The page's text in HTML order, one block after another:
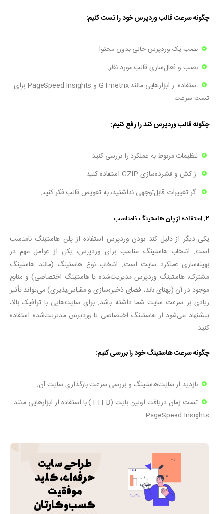
چگونه سرعت قالب وردپرس خود را تست کنیم:
نصب یک وردپرس خالی بدون محتوا.
نصب و فعال‌سازی قالب مورد نظر.
استفاده از ابزارهایی مانند GTmetrix و PageSpeed Insights برای
تست سرعت.
چگونه قالب وردپرس کند را رفع کنیم:
تنظیمات مربوط به عملکرد را بررسی کنید.
از کش و فشرده‌سازی GZIP استفاده کنید.
اگر تغییرات قابل‌توجهی نداشتید، به تعویض قالب فکر کنید.
۲.استفاده از پلن هاستینگ نامناسب
یکی دیگر از دلیل کند بودن وردپرس استفاده از پلن هاستینگ نامناسب
است. انتخاب هاستینگ مناسب برای وردپرس، یکی از عوامل مهم در
بهینه‌سازی عملکرد سایت است. انتخاب نوع هاستینگ (مانند هاستینگ
مشترک، هاستینگ وردپرس مدیریت‌شده یا هاستینگ اختصاصی) و منابع
موجود در آن (پهنای باند، فضای ذخیره‌سازی و مقیاس‌پذیری) می‌تواند تأثیر
زیادی بر سرعت سایت شما داشته باشد. برای سایت‌هایی با ترافیک بالا،
پیشنهاد می‌شود از هاستینگ اختصاصی یا وردپرس مدیریت‌شده استفاده
کنید.
چگونه سرعت هاستینگ خود را بررسی کنیم:
بازدید از سایت‌هاستینگ و بررسی سرعت بارگذاری سایت آن.
تست زمان دریافت اولین بایت (TTFB) با استفاده از ابزارهایی مانند
PageSpeed Insights.
طراحی سایت
حرفه‌ای، کلید
موفقیت
کسب‌و‌کارتان